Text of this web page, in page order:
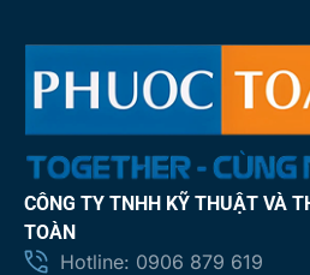
CÔNG TY TNHH KỸ THUẬT VÀ
TOÀN
Hotline: 0906 879 619